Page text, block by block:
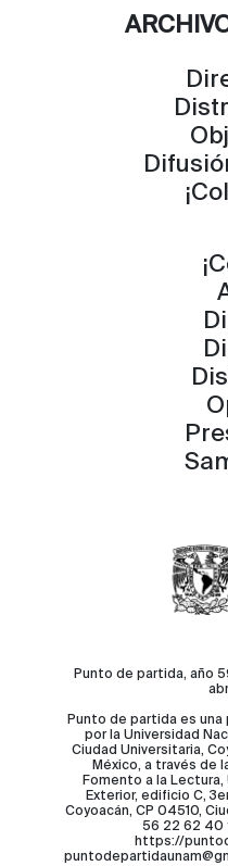
Punto de partida, año
Punto de partida es
por la Universidad
Ciudad Universitaria,
México, a través de
Fomento a la
Exterior, edificio C,
Coyoacán, CP 04510,
56 22 62 40
https://